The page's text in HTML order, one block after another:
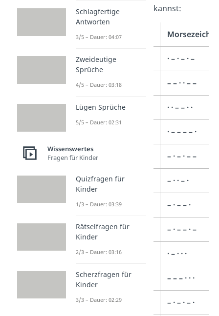
Morsecode darstellen kannst:
Sonderzeichen
. (Punkt) · – · – · –
, (Komma) – – · · – –
? (Fragezeichen) · · – – · ·
· – – – – ·
! (Ausrufezeichen) – · – · – –
/ (Schrägstrich) – · · – ·
( (Klammer auf) – · – – ·
) (Klammer zu) – · – – · –
& (Und-Zeichen) · – · · ·
: (Doppelpunkt) – – – · · ·
; (Semikolon) – · – · – ·
Schlagfertige
Antworten
3/5 – Dauer: 04:07
Zweideutige
Sprüche
4/5 – Dauer: 03:18
Lügen Sprüche
5/5 – Dauer: 02:31
Wissenswertes
Fragen für Kinder
Quizfragen für
Kinder
1/3 – Dauer: 03:39
Rätselfragen für
Kinder
2/3 – Dauer: 03:16
Scherzfragen für
Kinder
3/3 – Dauer: 02:29